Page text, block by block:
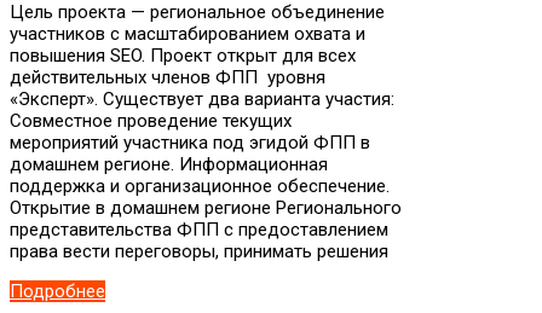
Цель проекта — региональное объединение
участников с масштабированием охвата и
повышения SEO. Проект открыт для всех
действительных членов ФПП уровня
«Эксперт». Существует два варианта участия:
Совместное проведение текущих
мероприятий участника под эгидой ФПП в
домашнем регионе. Информационная
поддержка и организационное обеспечение.
Открытие в домашнем регионе Регионального
представительства ФПП с предоставлением
права вести переговоры, принимать решения
Подробнее